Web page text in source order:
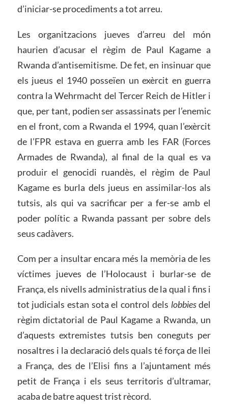
d’iniciar-se procediments a tot arreu.
Les organitzacions jueves d’arreu del món
haurien d’acusar el règim de Paul Kagame a
Rwanda d’antisemitisme. De fet, en insinuar que
els jueus el 1940 posseïen un exèrcit en guerra
contra la Wehrmacht del Tercer Reich de Hitler i
que, per tant, podien ser assassinats per l’enemic
en el front, com a Rwanda el 1994, quan l’exèrcit
de l’FPR estava en guerra amb les FAR (Forces
Armades de Rwanda), al final de la qual es va
produir el genocidi ruandès, el règim de Paul
Kagame es burla dels jueus en assimilar-los als
tutsis, als qui va sacrificar per a fer-se amb el
poder polític a Rwanda passant per sobre dels
seus cadàvers.
Com per a insultar encara més la memòria de les
víctimes jueves de l’Holocaust i burlar-se de
França, els nivells administratius de la qual i fins i
tot judicials estan sota el control dels lobbiesdel
règim dictatorial de Paul Kagame a Rwanda, un
d’aquests extremistes tutsis ben coneguts per
nosaltres i la declaració dels quals té força de llei
a França, des de l’Elisi fins a l’ajuntament més
petit de França i els seus territoris d’ultramar,
acaba de batre aquest trist rècord.